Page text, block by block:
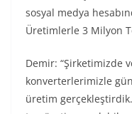
sosyal medya
Üretimlerle 3 Milyon
Demir: “Şirketimizde
konverterlerimizle
üretim